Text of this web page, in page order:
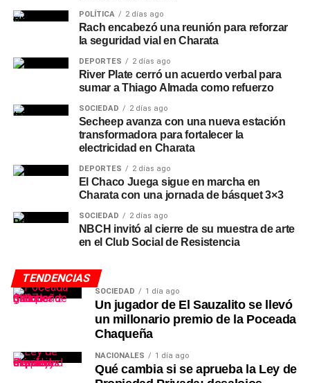
POLÍTICA 2 días ago
Rach encabezó una reunión para reforzar
la seguridad vial en Charata
DEPORTES 2 días ago
River Plate cerró un acuerdo verbal para
sumar a Thiago Almada como refuerzo
SOCIEDAD 2 días ago
Secheep avanza con una nueva estación
transformadora para fortalecer la
electricidad en Charata
DEPORTES 2 días ago
El Chaco Juega sigue en marcha en
Charata con una jornada de básquet 3×3
SOCIEDAD 2 días ago
NBCH invitó al cierre de su muestra de arte
en el Club Social de Resistencia
TENDENCIAS
SOCIEDAD 1 día ago
Un jugador de El Sauzalito se llevó
un millonario premio de la Poceada
Chaqueña
NACIONALES 1 día ago
Qué cambia si se aprueba la Ley de